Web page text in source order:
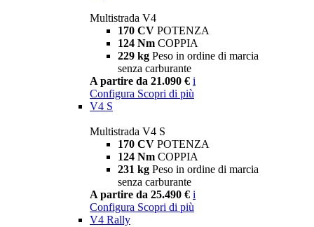
Multistrada V4
170 CV POTENZA
124 Nm COPPIA
229 kg Peso in ordine di marcia
senza carburante
A partire da 21.090 € i
Configura Scopri di più
V4 S
Multistrada V4 S
170 CV POTENZA
124 Nm COPPIA
231 kg Peso in ordine di marcia
senza carburante
A partire da 25.490 € i
Configura Scopri di più
V4 Rally